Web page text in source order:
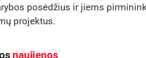
posėdžius ir jiems
projektus.
naujienos